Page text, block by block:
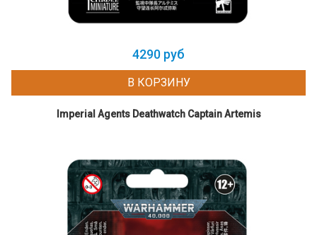
4290 руб
В КОРЗИНУ
Imperial Agents Deathwatch Captain Artemis